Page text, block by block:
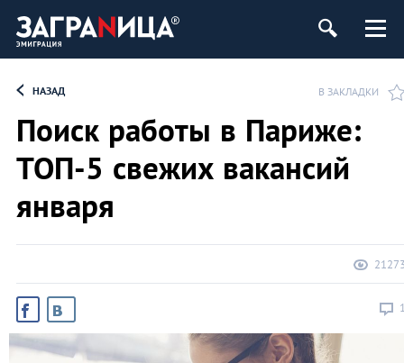
НАЗАД В ЗАКЛАДКИ
Поиск работы в Париже:
ТОП-5 свежих вакансий
января